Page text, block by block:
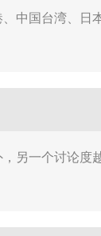
中国台湾、日
另一个讨论度